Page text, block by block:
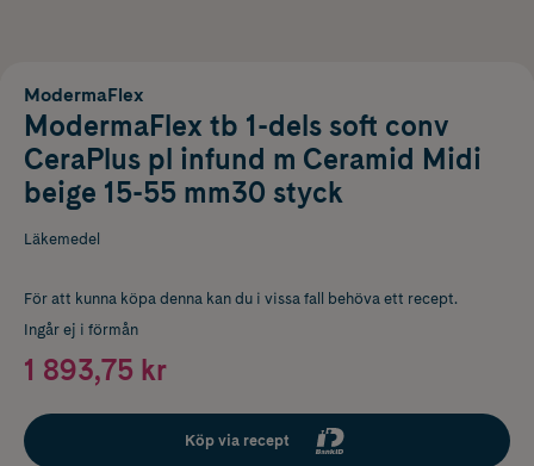
ModermaFlex
ModermaFlex tb 1-dels soft conv
CeraPlus pl infund m Ceramid Midi
beige 15-55 mm30 styck
Läkemedel
För att kunna köpa denna kan du i vissa fall behöva ett recept.
Ingår ej i förmån
1 893,75 kr
Köp via recept